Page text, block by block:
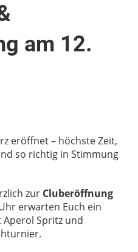
am 12.
eröffnet – höchste Zeit,
so richtig in Stimmung
zur Cluberöffnung
erwarten Euch ein
Spritz und